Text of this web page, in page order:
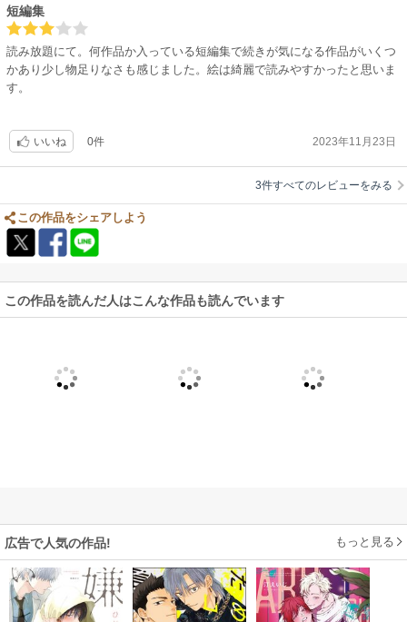
短編集
読み放題にて。何作品か入っている短編集で続きが気になる作品がいくつ
かあり少し物足りなさも感じました。絵は綺麗で読みやすかったと思いま
す。
いいね 0件 2023年11月23日
3件すべてのレビューをみる
この作品をシェアしよう
この作品を読んだ人はこんな作品も読んでいます
広告で人気の作品! もっと見る